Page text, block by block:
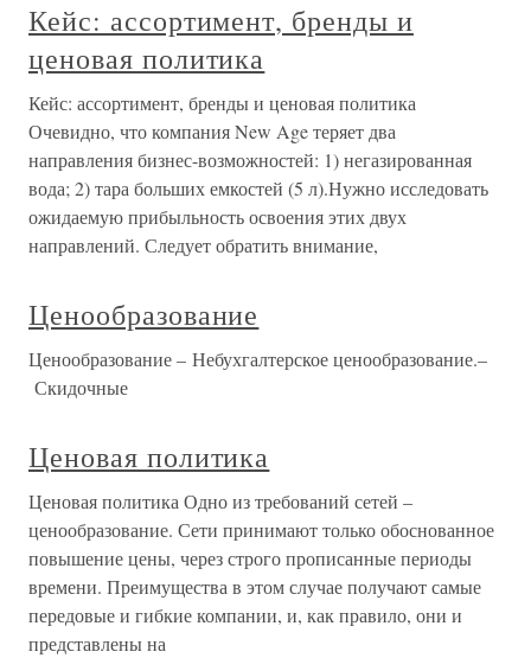
Кейс: ассортимент, бренды и
ценовая политика
Кейс: ассортимент, бренды и ценовая политика
Очевидно, что компания New Age теряет два
направления бизнес-возможностей: 1) негазированная
вода; 2) тара больших емкостей (5 л).Нужно исследовать
ожидаемую прибыльность освоения этих двух
направлений. Следует обратить внимание,
Ценообразование
Ценообразование – Небухгалтерское ценообразование.–
Скидочные
Ценовая политика
Ценовая политика Одно из требований сетей –
ценообразование. Сети принимают только обоснованное
повышение цены, через строго прописанные периоды
времени. Преимущества в этом случае получают самые
передовые и гибкие компании, и, как правило, они и
представлены на